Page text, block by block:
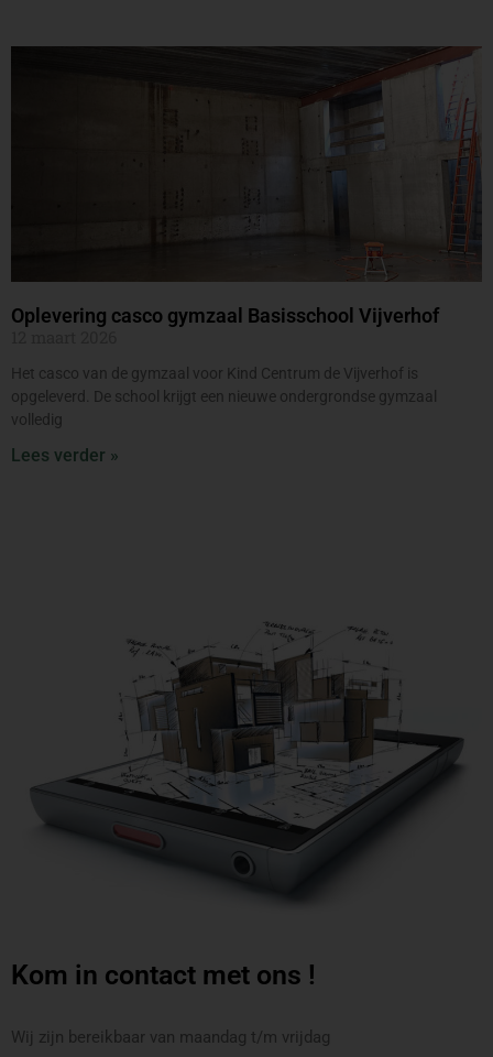
Oplevering casco gymzaal Basisschool Vijverhof
Het casco van de gymzaal voor Kind Centrum de Vijverhof is
opgeleverd. De school krijgt een nieuwe ondergrondse gymzaal
volledig
Lees verder »
Kom in contact met ons !
Wij zijn bereikbaar van maandag t/m vrijdag